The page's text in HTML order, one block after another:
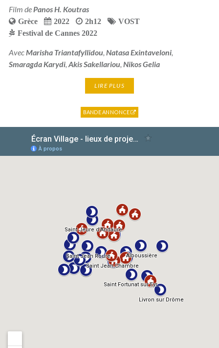
Film de Panos H. Koutras
Grèce 2022 2h12
VOST
Festival de Cannes 2022
Avec Marisha Triantafyllidou Natasa Exintaveloni,
Smaragda Karydi, Akis Sakellariou Nikos Gelia
LIRE PLUS
BANDE ANNONCE